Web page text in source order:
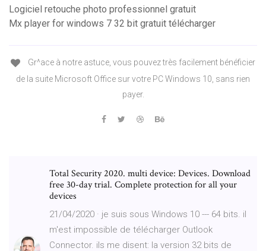
Logiciel retouche photo professionnel gratuit
Mx player for windows 7 32 bit gratuit télécharger
Gr^ace à notre astuce, vous pouvez très facilement bénéficier
de la suite Microsoft Office sur votre PC Windows 10, sans rien
payer.
Total Security 2020. multi device: Devices. Download
free 30-day trial. Complete protection for all your
devices
21/04/2020 · je suis sous Windows 10 --- 64 bits. il
m'est impossible de télécharger Outlook
Connector. ils me disent: la version 32 bits de